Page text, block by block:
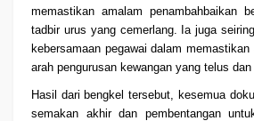
memastikan amalam penambahbaikan
tadbir urus yang cemerlang. Ia juga
kebersamaan pegawai dalam
arah pengurusan kewangan yang telus
Hasil dari bengkel tersebut, kesemua
semakan akhir dan pembentangan